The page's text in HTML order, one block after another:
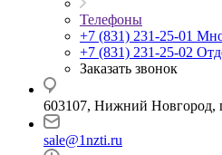
Телефоны
+7 (831) 231-25-01
+7 (831) 231-25-02
Заказать звонок
603107, Нижний Новгород,
sale@1nzti.ru